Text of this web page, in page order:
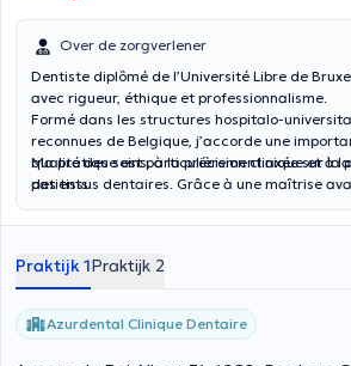
Over de zorgverlener
Dentiste diplômé de l’Université Libre de
avec rigueur, éthique et professionnalisme.
Formé dans les structures hospitalo-
reconnues de Belgique, j’accorde une
qualité des soins, à la précision clinique et à
patients.
Ma pratique est particulièrement axée sur la
des tissus dentaires. Grâce à une maîtrise avancée des techniques
durables et harmonieuses.
Praktijk 1Praktijk 2
Azurdental Clinique Dentaire